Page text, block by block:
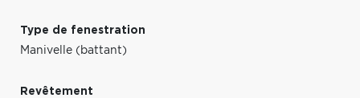
Type de fenestration
Manivelle (battant)
Revêtement